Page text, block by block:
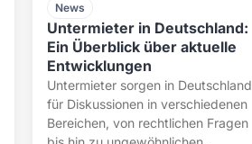
News
Untermieter in Deutschland:
Ein Überblick über aktuelle
Entwicklungen
Untermieter sorgen in Deutschland
für Diskussionen in verschiedenen
Bereichen, von rechtlichen Fragen